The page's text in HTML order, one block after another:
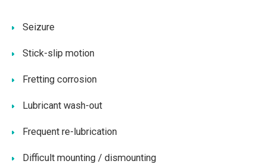
Seizure
Stick-slip motion
Fretting corrosion
Lubricant wash-out
Frequent re-lubrication
Difficult mounting / dismounting